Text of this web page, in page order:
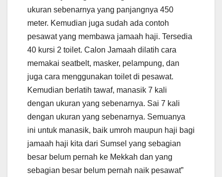
ukuran sebenarnya yang panjangnya 450
meter. Kemudian juga sudah ada contoh
pesawat yang membawa jamaah haji. Tersedia
40 kursi 2 toilet. Calon Jamaah dilatih cara
memakai seatbelt, masker, pelampung, dan
juga cara menggunakan toilet di pesawat.
Kemudian berlatih tawaf, manasik 7 kali
dengan ukuran yang sebenarnya. Sai 7 kali
dengan ukuran yang sebenarnya. Semuanya
ini untuk manasik, baik umroh maupun haji bagi
jamaah haji kita dari Sumsel yang sebagian
besar belum pernah ke Mekkah dan yang
sebagian besar belum pernah naik pesawat”